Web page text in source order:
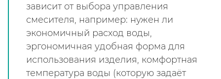
зависит от выбора управления
смесителя, например: нужен ли
экономичный расход воды,
эргономичная удобная форма для
использования изделия, комфортная
температура воды (которую задаёт